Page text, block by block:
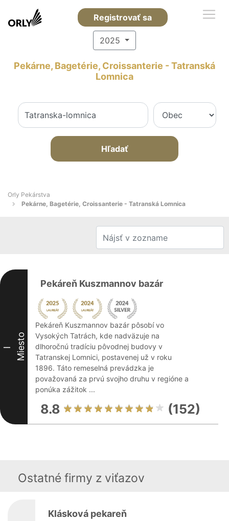
Registrovať sa
2025
Pekárne, Bagetérie, Croissanterie - Tatranská
Lomnica
Hľadať
Orly Pekárstva
Pekárne, Bagetérie, Croissanterie - Tatranská Lomnica
I Miesto
Pekáreň Kuszmannov bazár
Pekáreň Kuszmannov bazár pôsobí vo
Vysokých Tatrách, kde nadväzuje na
dlhoročnú tradíciu pôvodnej budovy v
Tatranskej Lomnici, postavenej už v roku
1896. Táto remeselná prevádzka je
považovaná za prvú svojho druhu v regióne a
ponúka zážitok ...
8.8 (152)
Ostatné firmy z viťazov
Klásková pekareň